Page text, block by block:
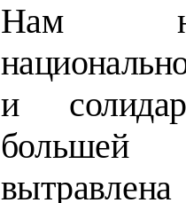
Нам
и
большей
вытравлена